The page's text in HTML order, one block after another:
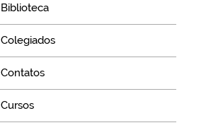
Biblioteca
Colegiados
Contatos
Cursos